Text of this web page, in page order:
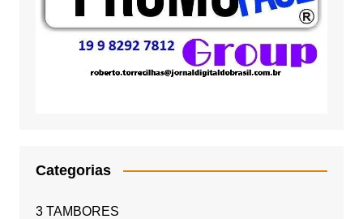
Categorias
3 TAMBORES